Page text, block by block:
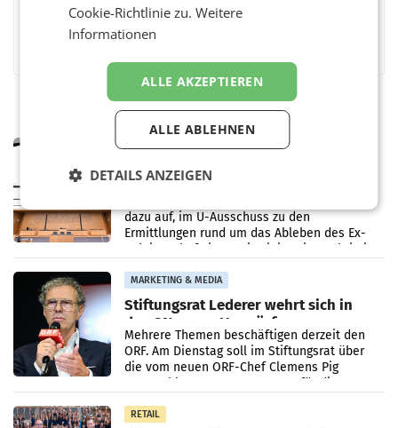
FacebookTwitterMessenger
Pilnacek-U-Ausschuss - Presserat
dazu auf, im U-Ausschuss zu den
Ermittlungen rund um das Ableben des Ex-
Sektionschefs im Justizministerium, Christian
MARKETING & MEDIA
Stiftungsrat Lederer wehrt sich in
den SN gegen Vorwürfe
Mehrere Themen beschäftigen derzeit den
ORF. Am Dienstag soll im Stiftungsrat über
die vom neuen ORF-Chef Clemens Pig
vorgeschlagenen Besetzungen für die
RETAIL
Cookie-Richtlinie zu.Weitere
Informationen
ALLE AKZEPTIEREN
ALLE ABLEHNEN
DETAILS ANZEIGEN